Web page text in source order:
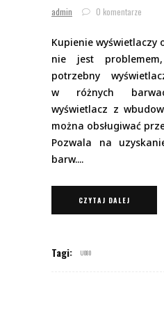
admin 0 komentarze
Kupienie wyświetlaczy
nie jest
potrzebny
w różnych
wyświetlacz z
można obsługiwać
Pozwala na
barw.
CZYTAJ DALEJ
Tagi: U080